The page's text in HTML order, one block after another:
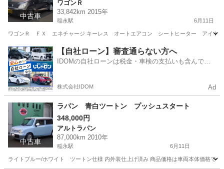
中古車
ワゴンＲ
33,842km 2015年
稲永駅 6月11日
ワゴンＲ ＦＸ エネチャージ キーレス オートエアコン シートヒーター アイドリ
愛知 名古屋市 稲永駅 ワゴンＲ
【自社ローン】審査通らない方へ
IDOMの自社ローンは税金・車検の支払いも含んでい
株式会社IDOM Ad
中古車
ラパン 青白ツートン プッシュスタート
348,000円
アルトラパン
87,000km 2010年
稲永駅 6月11日
ライトブルー/ホワイト ツートン仕様 内外装仕上げ済み 商品価格は車両本体価格で